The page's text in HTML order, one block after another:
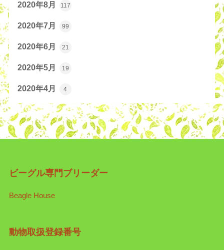
2020年8月 117
2020年7月 99
2020年6月 21
2020年5月 19
2020年4月 4
ビーグル専門ブリーダー
Beagle House
動物取扱登録番号